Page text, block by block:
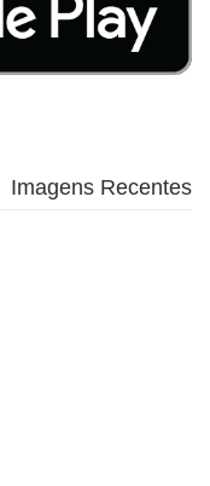
Imagens Recentes